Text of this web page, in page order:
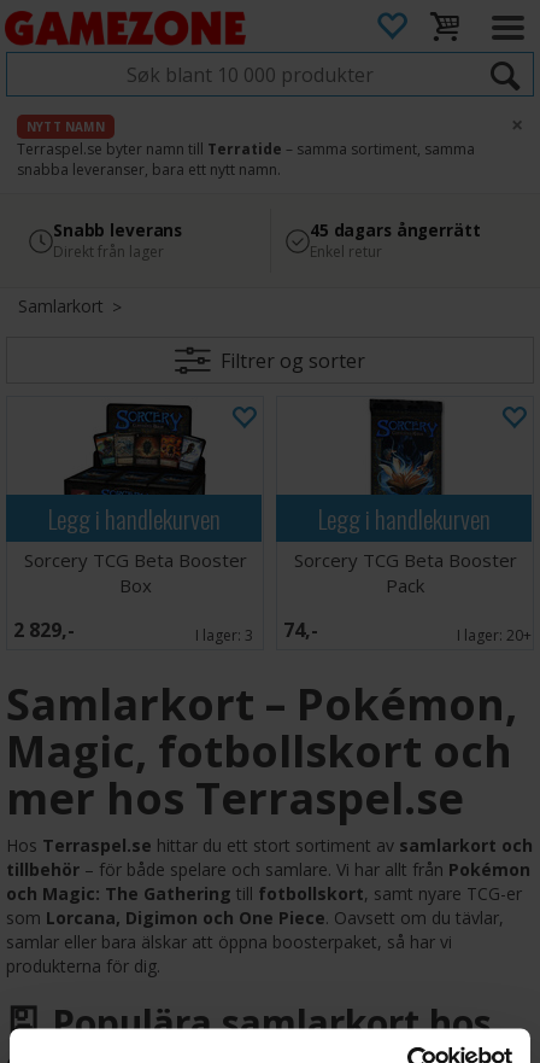
NYTT NAMN
Terraspel.se byter namn till Terratide – samma sortiment, samma
snabba leveranser, bara ett nytt namn.
×
4.8
Läs omdömen på Google
Säker betalning
med Svea
Snabb leverans
Direkt från lager
45 dagars ångerrätt
Enkel retur
Samlarkort
Filtrer og sorter
Legg i handlekurven
Sorcery TCG Beta Booster
Box
2 829,- I lager: 3
Legg i handlekurven
Sorcery TCG Beta Booster
Pack
74,- I lager: 20+
Samlarkort – Pokémon,
Magic, fotbollskort och
mer hos Terraspel.se
Hos Terraspel.se hittar du ett stort sortiment av samlarkort och
tillbehör – för både spelare och samlare. Vi har allt från Pokémon
och Magic: The Gathering till fotbollskort, samt nyare TCG-er
som Lorcana, Digimon och One Piece. Oavsett om du tävlar,
samlar eller bara älskar att öppna boosterpaket, så har vi
produkterna för dig.
🎴 Populära samlarkort hos